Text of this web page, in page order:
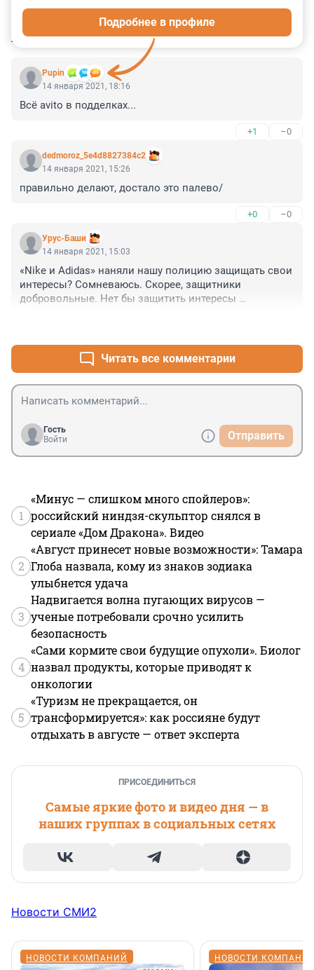
КОММЕНТАРИИ 9
Pupin
Подробнее в профиле
14 января 2021, 18:16
Всё avito в подделках...
+1 –0
dedmoroz_5e4d8827384c2
14 января 2021, 15:26
правильно делают, достало это палево/
+0 –0
Урус-Баши
14 января 2021, 15:03
«Nike и Adidas» наняли нашу полицию защищать свои
интересы? Сомневаюсь. Скорее, защитники
добровольные. Нет бы защитить интересы
года (цел ещё) слово "Мерседес" и приклею
соответствующий знак на капот. Посадят?
Читать все комментарии
Гость
Войти
Отправить
1
«Минус — слишком много спойлеров»:
российский ниндзя-скульптор снялся в
сериале «Дом Дракона». Видео
2
«Август принесет новые возможности»: Тамара
Глоба назвала, кому из знаков зодиака
улыбнется удача
3
Надвигается волна пугающих вирусов —
ученые потребовали срочно усилить
безопасность
4
«Сами кормите свои будущие опухоли». Биолог
назвал продукты, которые приводят к
онкологии
5
«Туризм не прекращается, он
трансформируется»: как россияне будут
отдыхать в августе — ответ эксперта
ПРИСОЕДИНИТЬСЯ
Самые яркие фото и видео дня — в
наших группах в социальных сетях
Новости СМИ2
НОВОСТИ КОМПАНИЙ НОВОСТИ